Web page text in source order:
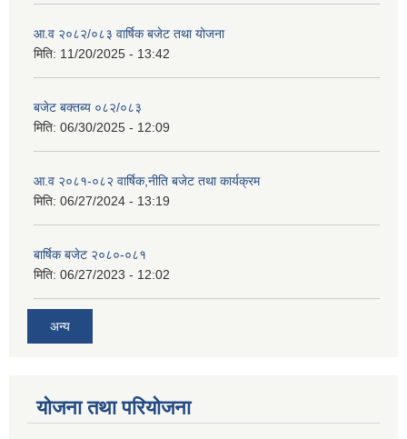
आ.व २०८२/०८३ वार्षिक बजेट तथा योजना
मिति: 11/20/2025 - 13:42
बजेट बक्तब्य ०८२/०८३
मिति: 06/30/2025 - 12:09
आ.व २०८१-०८२ वार्षिक,नीति बजेट तथा कार्यक्रम
मिति: 06/27/2024 - 13:19
बार्षिक बजेट २०८०-०८१
मिति: 06/27/2023 - 12:02
अन्य
योजना तथा परियोजना